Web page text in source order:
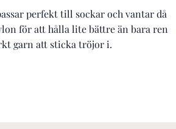
perfekt till sockar och vantar då
för att hålla lite bättre än bara ren
garn att sticka tröjor i.